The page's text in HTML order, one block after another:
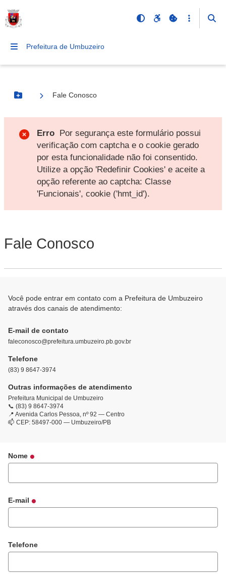
Prefeitura de Umbuzeiro
Botão Menu
Fale Conosco
Erro Por segurança este formulário possui
verificação com captcha e o cookie gerado
por esta funcionalidade não foi consentido.
Utilize a opção 'Redefinir Cookies' e aceite a
opção referente ao captcha: Classe
'Funcionais', cookie ('hmt_id').
Fale Conosco
Você pode entrar em contato com a Prefeitura de Umbuzeiro
através dos canais de atendimento:
E-mail de contato
faleconosco@prefeitura.umbuzeiro.pb.gov.br
Telefone
(83) 9 8647-3974
Outras informações de atendimento
Prefeitura Municipal de Umbuzeiro
📞 (83) 9 8647-3974
📍 Avenida Carlos Pessoa, nº 92 — Centro
📫 CEP: 58497-000 — Umbuzeiro/PB
Nome
E-mail
Telefone